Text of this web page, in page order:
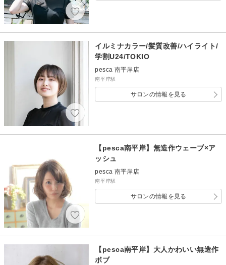
イルミナカラー/髪質改善/ハイライト/
学割U24/TOKIO
pesca 南平岸店
南平岸駅
サロンの情報を見る
【pesca南平岸】無造作ウェーブ×ア
ッシュ
pesca 南平岸店
南平岸駅
サロンの情報を見る
【pesca南平岸】大人かわいい無造作
ボブ